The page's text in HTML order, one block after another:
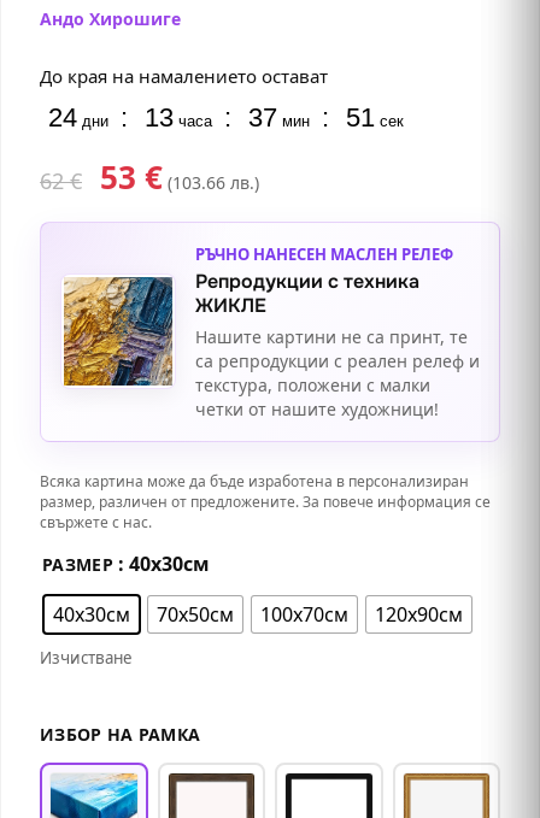
Андо Хирошиге
До края на намалението остават
24 дни : 13 часа : 37 мин : 50 сек
62€ 53 € (103.66 лв.)
РЪЧНО НАНЕСЕН МАСЛЕН РЕЛЕФ
Репродукции с техника
ЖИКЛЕ
Нашите картини не са принт, те
са репродукции с реален релеф и
текстура, положени с малки
четки от нашите художници!
Всяка картина може да бъде изработена в персонализиран
размер, различен от предложените. За повече информация се
свържете с нас.
РАЗМЕР : 40х30см
40х30см
70х50см 100х70см 120х90см
Изчистване
ИЗБОР НА РАМКА